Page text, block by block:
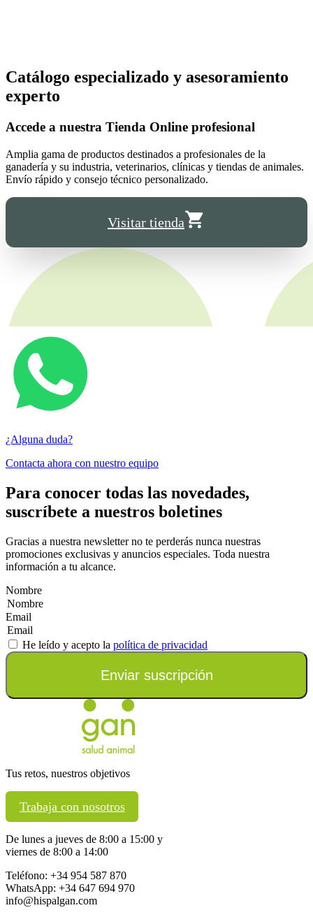
Catálogo especializado y asesoramiento
experto
Accede a nuestra Tienda Online profesional
Amplia gama de productos destinados a profesionales de la
ganadería y su industria, veterinarios, clínicas y tiendas de animales.
Envío rápido y consejo técnico personalizado.
Visitar tienda
¿Alguna duda?
Contacta ahora con nuestro equipo
Para conocer todas las novedades,
suscríbete a nuestros boletines
Gracias a nuestra newsletter no te perderás nunca nuestras
promociones exclusivas y anuncios especiales. Toda nuestra
información a tu alcance.
Nombre
Email
He leído y acepto la política de privacidad
Enviar suscripción
Tus retos, nuestros objetivos
Trabaja con nosotros
De lunes a jueves de 8:00 a 15:00 y
viernes de 8:00 a 14:00
Teléfono: +34 954 587 870
WhatsApp: +34 647 694 970
info@hispalgan.com